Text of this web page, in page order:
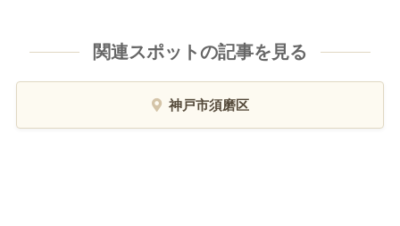
関連スポットの記事を見る
神戸市須磨区